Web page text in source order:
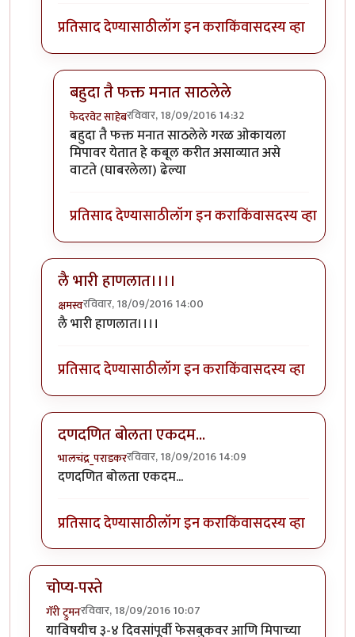
प्रतिसाद देण्यासाठीलॉग इन कराकिंवासदस्य व्हा
बहुदा तै फक्त मनात साठलेले
फेदरवेट साहेबरविवार, 18/09/2016 14:32
In reply toHats off then, you arebyटवाळ कार्टा
बहुदा तै फक्त मनात साठलेले गरळ ओकायला
मिपावर येतात हे कबूल करीत असाव्यात असे
वाटते (घाबरलेला) ढेल्या
प्रतिसाद देण्यासाठीलॉग इन कराकिंवासदस्य व्हा
लै भारी हाणलात।।।।
क्षमस्वरविवार, 18/09/2016 14:00
In reply toनैतिकतेचा माझा कंपास कधीच
लै भारी हाणलात।।।।
प्रतिसाद देण्यासाठीलॉग इन कराकिंवासदस्य व्हा
दणदणित बोलता एकदम...
भालचंद्र_पराडकररविवार, 18/09/2016 14:09
In reply toनैतिकतेचा माझा कंपास कधीच
दणदणित बोलता एकदम...
प्रतिसाद देण्यासाठीलॉग इन कराकिंवासदस्य व्हा
चोप्य-पस्ते
गॅरी ट्रुमनरविवार, 18/09/2016 10:07
याविषयीच ३-४ दिवसांपूर्वी फेसबुकवर आणि मिपाच्या